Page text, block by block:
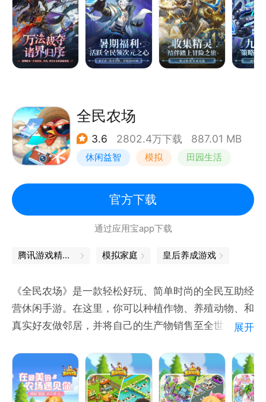
找回快乐游戏的初心吧！
《奥奇传说》手游特色——
胜负。更有八大系别，十三大职业，超300种精灵，打
造无限战斗可能。
【版本人权强宠，免费挑战获得】
可免费获得，全民皆有强阵，非酋也可畅玩。
【精灵养成无压力， 练度轻松拉满】
每月版本海量奖励，不肝不氪，精灵满级满觉无压力。
新手送680抽及海量觉醒魂等珍稀奖励，活跃领满级满
觉梦之队、潘多拉、黄金圣龙、圣光飞龙等传说精灵，
还有新手特权奖励翻倍掉落，开局即巅峰！
全民农场
3.6 2802.4万下载 887.01 MB
休闲益智 模拟 田园生活
官方下载
通过应用宝app下载
腾讯游戏精品汇聚，让你畅玩不停 模拟家庭 皇后养成游戏
《全民农场》是一款轻松好玩、简单时尚的全民互助经
营休闲手游。在这里，你可以种植作物、养殖动物、和
真实好友做邻居，并将自己的生产物销售至全世界，成
展开